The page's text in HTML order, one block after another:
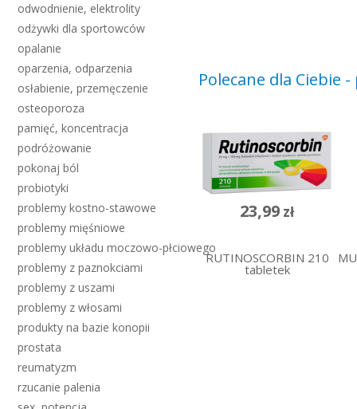
odwodnienie, elektrolity
odżywki dla sportowców
opalanie
oparzenia, odparzenia
osłabienie, przemęczenie
osteoporoza
pamięć, koncentracja
podróżowanie
pokonaj ból
probiotyki
problemy kostno-stawowe
problemy mięśniowe
problemy układu moczowo-płciowego
problemy z paznokciami
problemy z uszami
problemy z włosami
produkty na bazie konopii
prostata
reumatyzm
rzucanie palenia
Polecane dla Ciebie
23,99 zł
RUTINOSCORBIN 210
tabletek